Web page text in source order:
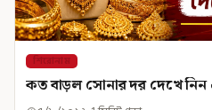
শিরোনাম
কত বাড়ল সোনার দর দেখে